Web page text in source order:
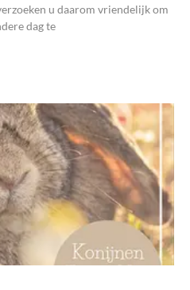
u daarom vriendelijk om
dag te